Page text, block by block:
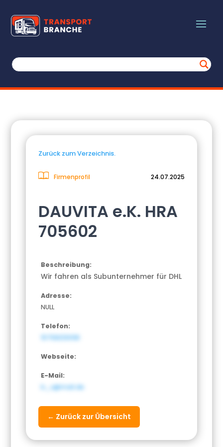
Zurück zum Verzeichnis.
Firmenprofil 24.07.2025
DAUVITA e.K. HRA
705602
Beschreibung:
Wir fahren als Subunternehmer für DHL
Adresse:
NULL
Telefon:
15758213098
Webseite:
E-Mail:
b_v@mail.de
← Zurück zur Übersicht